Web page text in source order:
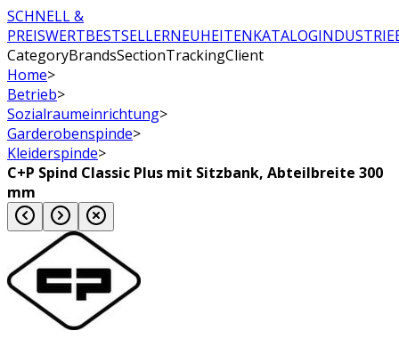
SCHNELL &
PREISWERTBESTSELLERNEUHEITENKATALOG
CategoryBrandsSectionTrackingClient
Home>
Betrieb>
Sozialraumeinrichtung>
Garderobenspinde>
Kleiderspinde>
C+P Spind Classic Plus mit Sitzbank, Abteilbreite 300
mm